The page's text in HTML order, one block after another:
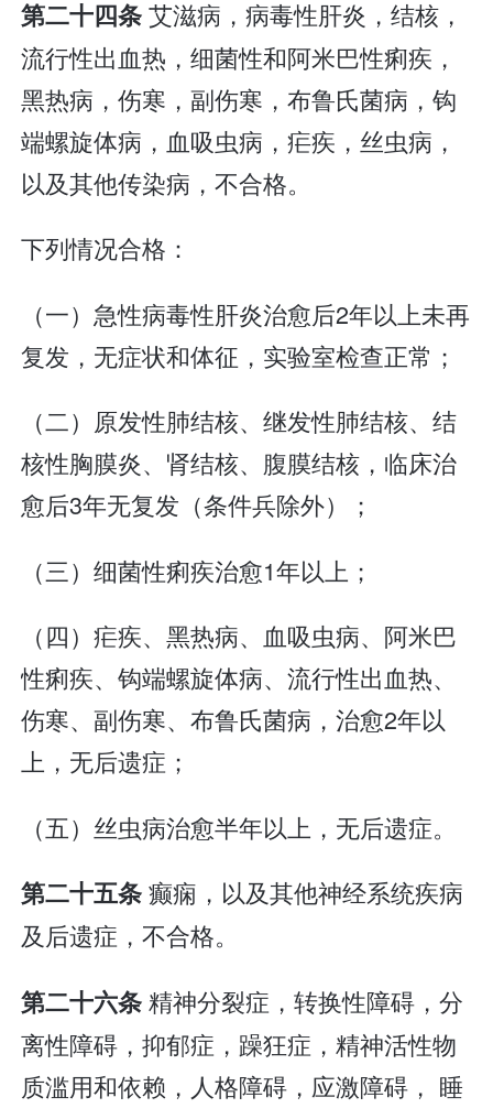
第二十四条艾滋病，病毒性肝炎，结核，
流行性出血热，细菌性和阿米巴性痢疾，
黑热病，伤寒，副伤寒，布鲁氏菌病，钩
端螺旋体病，血吸虫病，疟疾，丝虫病，
以及其他传染病，不合格。
下列情况合格：
（一）急性病毒性肝炎治愈后2年以上未再
复发，无症状和体征，实验室检查正常；
（二）原发性肺结核、继发性肺结核、结
核性胸膜炎、肾结核、腹膜结核，临床治
愈后3年无复发（条件兵除外）；
（三）细菌性痢疾治愈1年以上；
（四）疟疾、黑热病、血吸虫病、阿米巴
性痢疾、钩端螺旋体病、流行性出血热、
伤寒、副伤寒、布鲁氏菌病，治愈2年以
上，无后遗症；
（五）丝虫病治愈半年以上，无后遗症。
第二十五条癫痫，以及其他神经系统疾病
及后遗症，不合格。
第二十六条精神分裂症，转换性障碍，分
离性障碍，抑郁症，躁狂症，精神活性物
质滥用和依赖，人格障碍，应激障碍， 睡